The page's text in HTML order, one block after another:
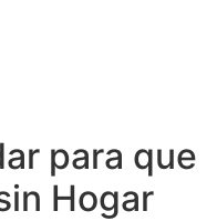
para que
Hogar